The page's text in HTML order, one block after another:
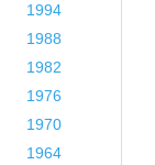
1994
1988
1982
1976
1970
1964